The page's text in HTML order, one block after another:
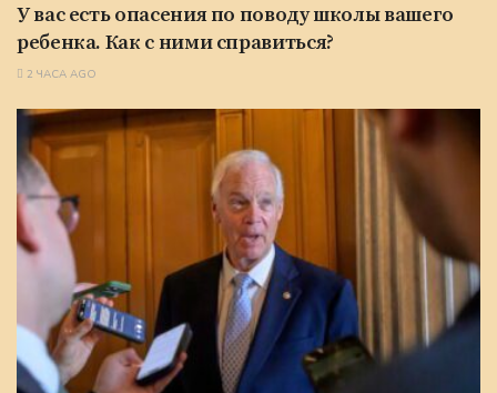
У вас есть опасения по поводу школы вашего
ребенка. Как с ними справиться?
2 ЧАСА AGO